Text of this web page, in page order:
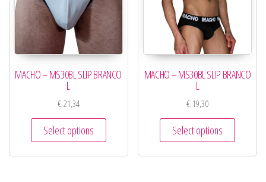
MACHO – MS30BL SLIP BRANCO
L
€21,34
Select options
MACHO – MS30BL SLIP BRANCO
L
€ 19,30
Select options